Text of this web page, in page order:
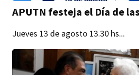
APUTN festeja el Día de
Jueves 13 de agosto 13.30 hs...